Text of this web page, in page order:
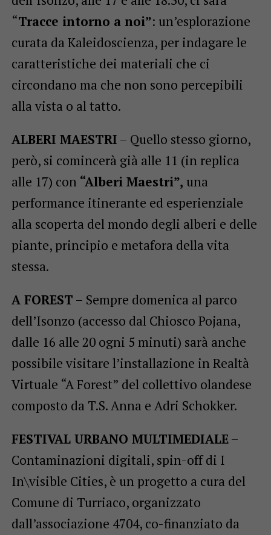
“Tracce intorno a noi”: un’esplorazione
curata da Kaleidoscienza, per indagare le
caratteristiche dei materiali che ci
circondano ma che non sono percepibili
alla vista o al tatto.
ALBERI MAESTRI – Quello stesso giorno,
però, si comincerà già alle 11 (in replica
alle 17) con “Alberi Maestri”, una
performance itinerante ed esperienziale
alla scoperta del mondo degli alberi e delle
piante, principio e metafora della vita
stessa.
A FOREST – Sempre domenica al parco
dell’Isonzo (accesso dal Chiosco Pojana,
dalle 16 alle 20 ogni 5 minuti) sarà anche
possibile visitare l’installazione in Realtà
Virtuale “A Forest” del collettivo olandese
composto da T.S. Anna e Adri Schokker.
FESTIVAL URBANO MULTIMEDIALE–
Contaminazioni digitali, spin-off di I
In\visible Cities, è un progetto a cura del
Comune di Turriaco, organizzato
dall’associazione 4704, co-finanziato da